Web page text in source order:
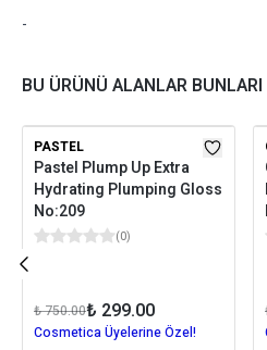
-
BU ÜRÜNÜ ALANLAR
PASTEL
Pastel Plump Up Extra
Hydrating Plumping Gloss
No:209
(0)
₺ 750.00₺ 299.00
Cosmetica Üyelerine Özel!